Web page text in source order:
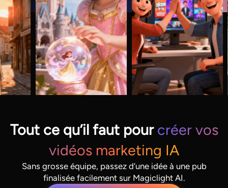
Tout ce qu’il faut pour créer vos
vidéos marketing IA
Sans grosse équipe, passez d’une idée à une pub
finalisée facilement sur Magiclight AI.